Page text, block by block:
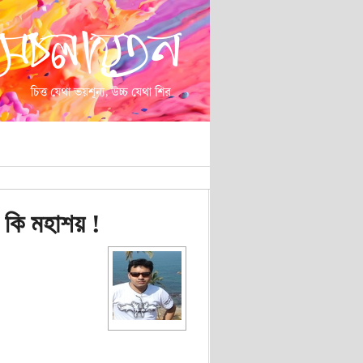
মহাশয় !